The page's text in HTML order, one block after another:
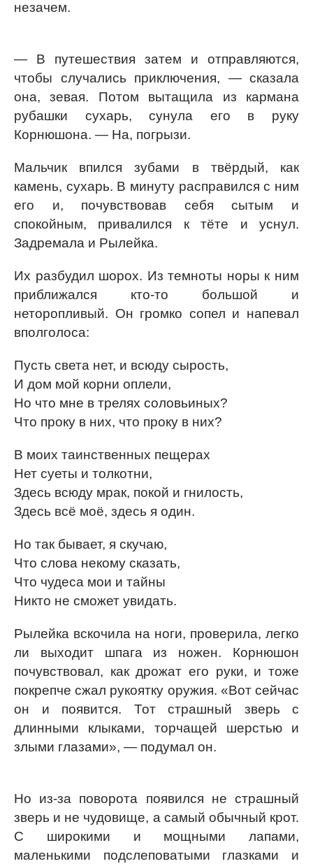
незачем.
— В путешествия затем и отправляются,
чтобы случались приключения, — сказала
она, зевая. Потом вытащила из кармана
рубашки сухарь, сунула его в руку
Корнюшона. — На, погрызи.
Мальчик впился зубами в твёрдый, как
камень, сухарь. В минуту расправился с ним
его и, почувствовав себя сытым и
спокойным, привалился к тёте и уснул.
Задремала и Рылейка.
Их разбудил шорох. Из темноты норы к ним
приближался кто-то большой и
неторопливый. Он громко сопел и напевал
вполголоса:
Пусть света нет, и всюду сырость,
И дом мой корни оплели,
Но что мне в трелях соловьиных?
Что проку в них, что проку в них?
В моих таинственных пещерах
Нет суеты и толкотни,
Здесь всюду мрак, покой и гнилость,
Здесь всё моё, здесь я один.
Но так бывает, я скучаю,
Что слова некому сказать,
Что чудеса мои и тайны
Никто не сможет увидать.
Рылейка вскочила на ноги, проверила, легко
ли выходит шпага из ножен. Корнюшон
почувствовал, как дрожат его руки, и тоже
покрепче сжал рукоятку оружия. «Вот сейчас
он и появится. Тот страшный зверь с
длинными клыками, торчащей шерстью и
злыми глазами», — подумал он.
Но из-за поворота появился не страшный
зверь и не чудовище, а самый обычный крот.
С широкими и мощными лапами,
маленькими подслеповатыми глазками и